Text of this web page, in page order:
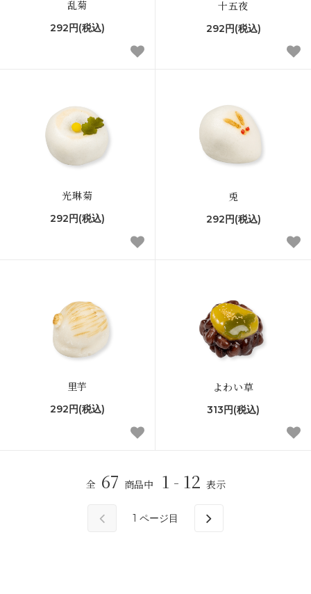
乱菊
292円(税込)
十五夜
292円(税込)
光琳菊
292円(税込)
兎
292円(税込)
里芋
292円(税込)
よわい草
313円(税込)
全 67 商品中 1 - 12 表示
1 ページ目